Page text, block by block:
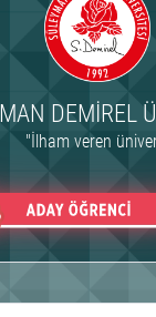
DEMIREL
"İlham veren